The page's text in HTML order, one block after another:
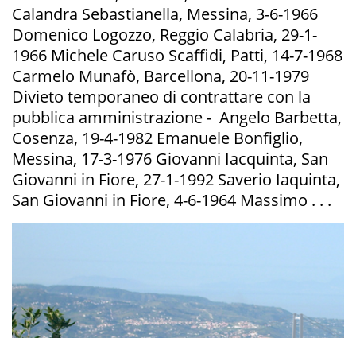
Calandra Sebastianella, Messina, 3-6-1966
Domenico Logozzo, Reggio Calabria, 29-1-
1966 Michele Caruso Scaffidi, Patti, 14-7-1968
Carmelo Munafò, Barcellona, 20-11-1979
Divieto temporaneo di contrattare con la
pubblica amministrazione - Angelo Barbetta,
Cosenza, 19-4-1982 Emanuele Bonfiglio,
Messina, 17-3-1976 Giovanni Iacquinta, San
Giovanni in Fiore, 27-1-1992 Saverio Iaquinta,
San Giovanni in Fiore, 4-6-1964 Massimo . . .